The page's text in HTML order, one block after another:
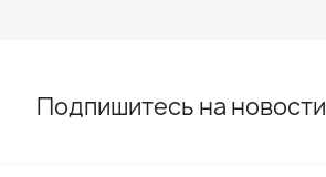
Подпишитесь на новости